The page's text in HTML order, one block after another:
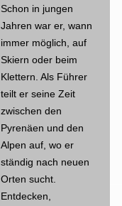
Schon in jungen
Jahren war er, wann
immer möglich, auf
Skiern oder beim
Klettern. Als Führer
teilt er seine Zeit
zwischen den
Pyrenäen und den
Alpen auf, wo er
ständig nach neuen
Orten sucht.
Entdecken,